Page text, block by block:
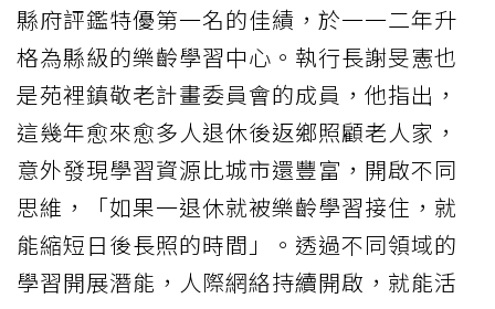
縣府評鑑特優第一名的佳績，於一一二年升
格為縣級的樂齡學習中心。執行長謝旻憲也
是苑裡鎮敬老計畫委員會的成員，他指出，
這幾年愈來愈多人退休後返鄉照顧老人家，
意外發現學習資源比城市還豐富，開啟不同
思維，「如果一退休就被樂齡學習接住，就
能縮短日後長照的時間」。透過不同領域的
學習開展潛能，人際網絡持續開啟，就能活